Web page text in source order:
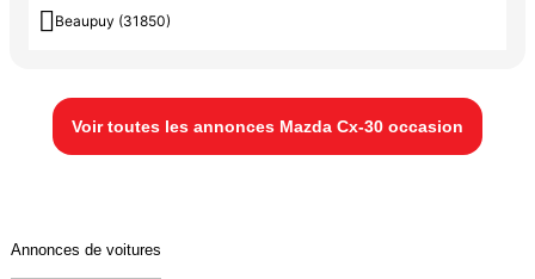
 Beaupuy (31850)
Voir toutes les annonces Mazda Cx-30 occasion
Annonces de voitures